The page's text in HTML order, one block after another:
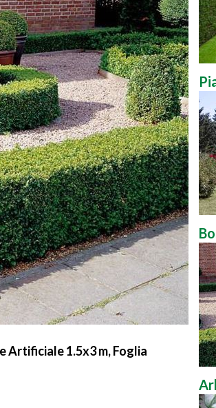
Artificiale 1.5x3 m, Foglia